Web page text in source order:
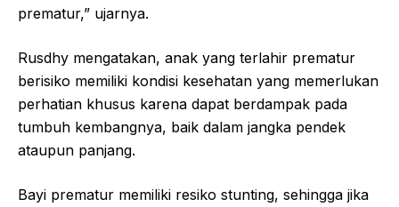
prematur,” ujarnya.
Rusdhy mengatakan, anak yang terlahir prematur
berisiko memiliki kondisi kesehatan yang memerlukan
perhatian khusus karena dapat berdampak pada
tumbuh kembangnya, baik dalam jangka pendek
ataupun panjang.
Bayi prematur memiliki resiko stunting, sehingga jika